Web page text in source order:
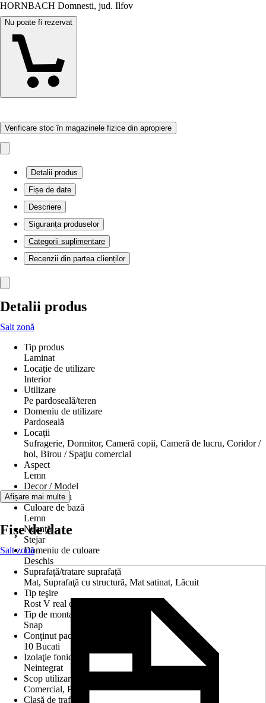
HORNBACH Domnesti, jud. Ilfov
Nu poate fi rezervat
Verificare stoc în magazinele fizice din apropiere
Detalii produs
Fișe de date
Descriere
Siguranța produselor
Categorii suplimentare
Recenzii din partea clienților
Detalii produs
Salt zonă
Tip produs
Laminat
Locație de utilizare
Interior
Utilizare
Pe pardoseală/teren
Domeniu de utilizare
Pardoseală
Locații
Sufragerie, Dormitor, Cameră copii, Cameră de lucru, Coridor /
hol, Birou / Spaţiu comercial
Aspect
Lemn
Decor / Model
Tip dușumea
Culoare de bază
Lemn
Nuanţă
Stejar
Domeniu de culoare
Deschis
Suprafață/tratare suprafață
Mat, Suprafaţă cu structură, Mat satinat, Lăcuit
Tip teşire
Rost V real circular
Tip de montaj
Snap
Conţinut pachet
10 Bucati
Izolaţie fonică
Neintegrat
Scop utilizare
Comercial, Privat
Clasă de trafic
Afișare mai multe
Fișe de date
Salt zonă